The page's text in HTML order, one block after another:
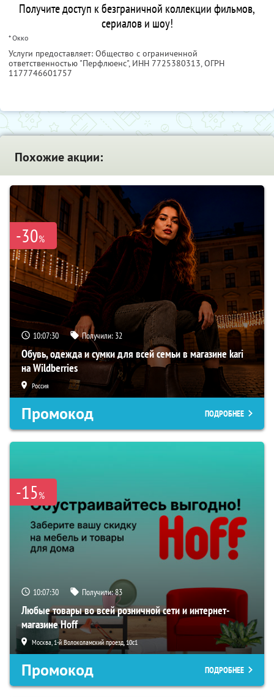
Получите доступ к безграничной коллекции фильмов,
сериалов и шоу!
* Окко
Услуги предоставляет: Общество с ограниченной
ответственностью "Перфлюенс", ИНН 7725380313, ОГРН
1177746601757
Похожие акции:
-30%
10:07:29 Получили: 32
Обувь, одежда и сумки для всей семьи в магазине kari
на Wildberries
Россия
Промокод ПОДРОБНЕЕ
-15%
10:07:29 Получили:83
Любые товары во всей розничной сети и интернет-
магазине Hoff
Москва, 1-й Волоколамский проезд, 10с1
Промокод ПОДРОБНЕЕ